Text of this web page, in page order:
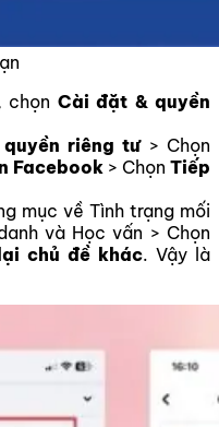
chọn Cài đặt & quyền
riêng tư> Chọn
Facebook> Chọn Tiếp
mục về Tình trạng mối
và Học vấn > Chọn
chủ đề khác. Vậy là